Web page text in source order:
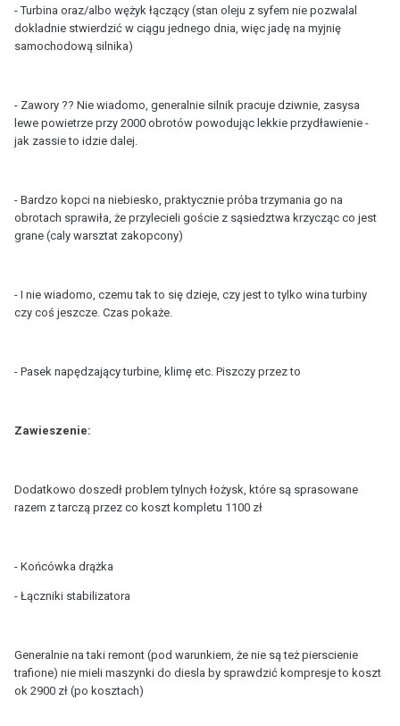
- Turbina oraz/albo wężyk łączący (stan oleju z syfem nie pozwalal
dokladnie stwierdzić w ciągu jednego dnia, więc jadę na myjnię
samochodową silnika)
- Zawory ?? Nie wiadomo, generalnie silnik pracuje dziwnie, zasysa
lewe powietrze przy 2000 obrotów powodując lekkie przydławienie -
jak zassie to idzie dalej.
- Bardzo kopci na niebiesko, praktycznie próba trzymania go na
obrotach sprawiła, że przylecieli goście z sąsiedztwa krzycząc co jest
grane (caly warsztat zakopcony)
- I nie wiadomo, czemu tak to się dzieje, czy jest to tylko wina turbiny
czy coś jeszcze. Czas pokaże.
- Pasek napędzający turbine, klimę etc. Piszczy przez to
Zawieszenie:
Dodatkowo doszedł problem tylnych łożysk, które są sprasowane
razem z tarczą przez co koszt kompletu 1100 zł
- Końcówka drążka
- Łączniki stabilizatora
Generalnie na taki remont (pod warunkiem, że nie są też pierscienie
trafione) nie mieli maszynki do diesla by sprawdzić kompresje to koszt
ok 2900 zł (po kosztach)